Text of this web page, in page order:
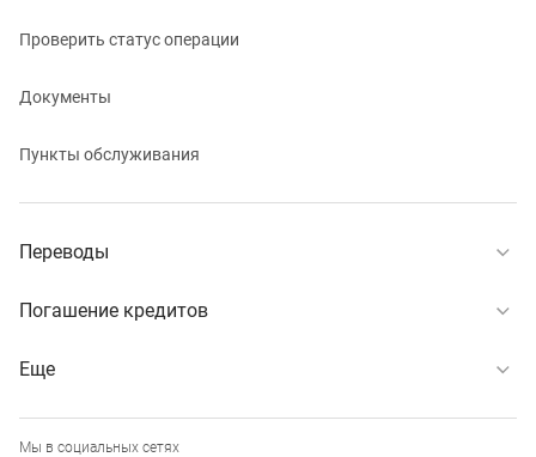
Проверить статус операции
Документы
Пункты обслуживания
Переводы
Погашение кредитов
Еще
Мы в социальных сетях